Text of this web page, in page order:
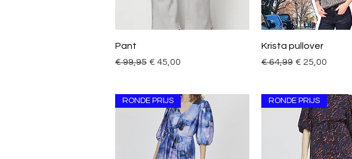
Pant
Normale prijs
€ 99,95 Verkoopprijs
€ 45,00
Snel overzicht
Krista pullover
Normale prijs
€ 64,99 Verkoopprijs
€ 25,00
RONDE PRIJS RONDE PRIJS